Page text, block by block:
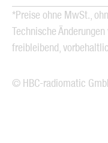
*Preise ohne MwSt.,
Technische
freibleibend,
© HBC-radiomatic